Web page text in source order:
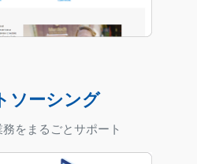
ソーシング
をまるごとサポート